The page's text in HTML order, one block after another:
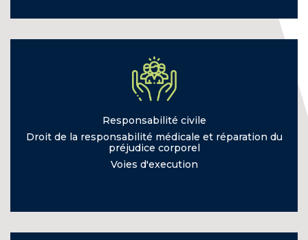
Responsabilité civile
Droit de la responsabilité médicale et réparation du
préjudice corporel
Voies d'execution